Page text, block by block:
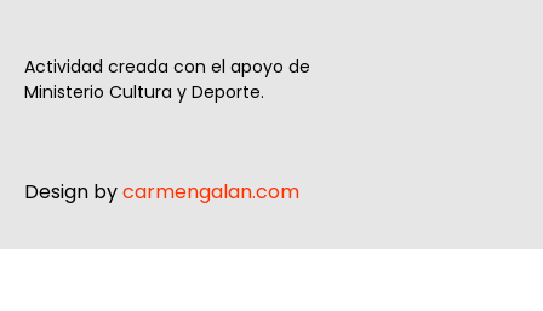
Actividad creada con el apoyo de
Ministerio Cultura y Deporte.
Design bycarmengalan.com